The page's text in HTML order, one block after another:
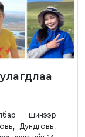
шинээр
Дундговь,